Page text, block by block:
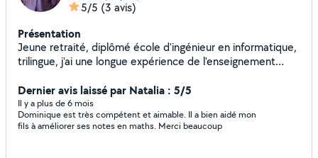
5/5 (3 avis)
Présentation
Jeune retraité, diplômé école d'ingénieur en informatique,
trilingue, j'ai une longue expérience de l'enseignement
J'accompagne aussi bien des jeunes en
primaire/collégiens/lycéens (y compris bénéficiant d'un
AESH) pour de l'aide aux devoirs et la préparation des
examens (français, maths, physique, anglais, espagnol), et
Dernier avis laissé par Natalia : 5/5
Il y a plus de 6 mois
Dominique est très compétent et aimable. Il a bien aidé mon
fils à améliorer ses notes en maths. Merci beaucoup